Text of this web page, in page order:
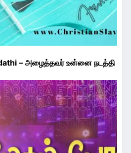
– அழைத்தவர் உன்னை நடத்தி